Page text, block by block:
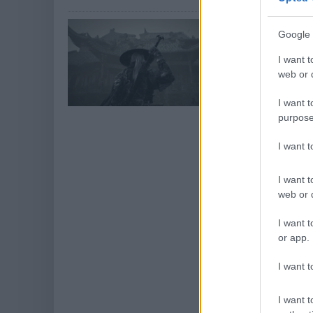
Google
I want
web or
I want
I want
I want
web or
I want
or app.
I want
I want
érkező
előzetese
| 2025.01.24
A kínai
találkozik.